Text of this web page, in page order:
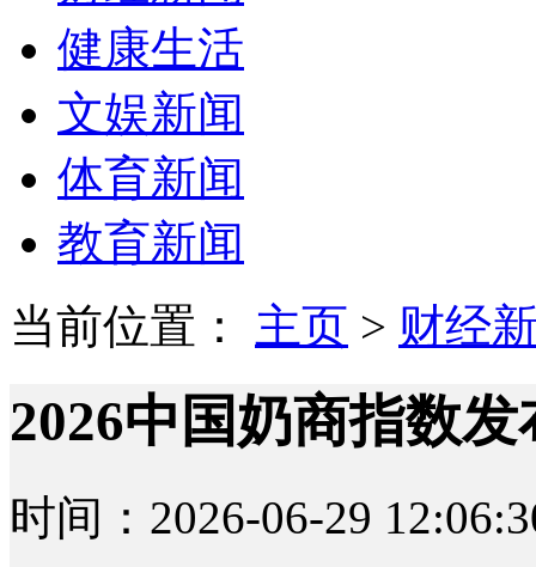
健康生活
文娱新闻
体育新闻
教育新闻
当前位置： 主页 > 财经
2026中国奶商指数
时间：2026-06-29